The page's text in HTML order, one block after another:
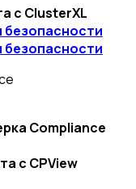
с ClusterXL
безопасности
безопасности
Compliance
с CPView